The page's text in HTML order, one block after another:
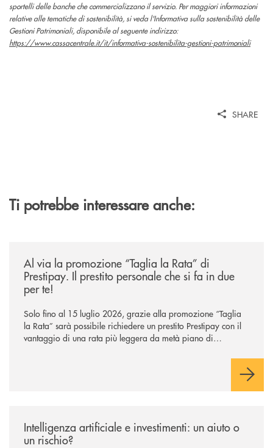
sportelli delle banche che commercializzano il servizio. Per maggiori informazioni
relative alle tematiche di sostenibilità, si veda l'Informativa sulla sostenibilità delle
Gestioni Patrimoniali, disponibile al seguente indirizzo:
https://www.cassacentrale.it/it/informativa-sostenibilita-gestioni-patrimoniali
SHARE
Ti potrebbe interessare anche:
Al via la promozione “Taglia la Rata” di
Prestipay. Il prestito personale che si fa in due
per te!
Solo fino al 15 luglio 2026, grazie alla promozione “Taglia
la Rata” sarà possibile richiedere un prestito Prestipay con il
vantaggio di una rata più leggera da metà piano di
Intelligenza artificiale e investimenti: un aiuto o
un rischio?